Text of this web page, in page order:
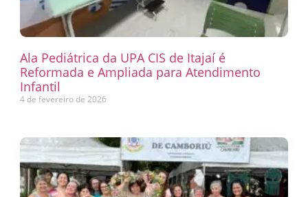
Ala Pediátrica da UPA CIS de Itajaí é
Reformada e Ampliada para Atendimento
Infantil
4 de fevereiro de 2026